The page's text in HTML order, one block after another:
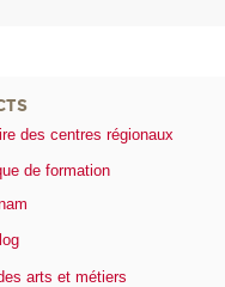
des centres régionaux
de formation
arts et métiers